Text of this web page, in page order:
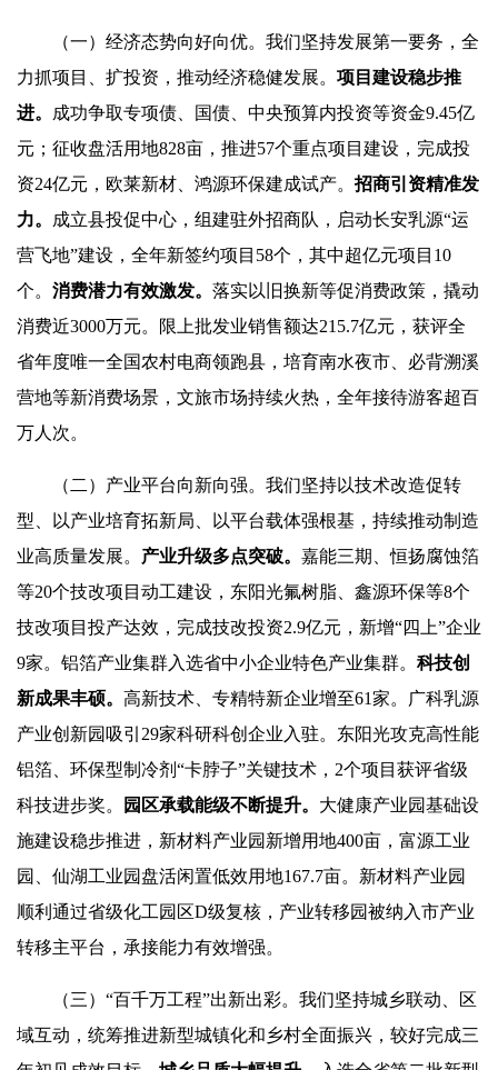
（一）经济态势向好向优。我们坚持发展第一要务，全
力抓项目、扩投资，推动经济稳健发展。 项目建设稳步推
进。
成功争取专项债、国债、中央预算内投资等资金9.45亿
元；征收盘活用地828亩，推进57个重点项目建设，完成投
资24亿元，欧莱新材、鸿源环保建成试产。 招商引资精准发
力。
成立县投促中心，组建驻外招商队，启动长安乳源“运
营飞地”建设，全年新签约项目58个，其中超亿元项目10
个。 消费潜力有效激发。 落实以旧换新等促消费政策，撬动
消费近3000万元。限上批发业销售额达215.7亿元，获评全
省年度唯一全国农村电商领跑县，培育南水夜市、必背溯溪
营地等新消费场景，文旅市场持续火热，全年接待游客超百
万人次。
（二）产业平台向新向强。我们坚持以技术改造促转
型、以产业培育拓新局、以平台载体强根基，持续推动制造
业高质量发展。 产业升级多点突破。 嘉能三期、恒扬腐蚀箔
等20个技改项目动工建设，东阳光氟树脂、鑫源环保等8个
技改项目投产达效，完成技改投资2.9亿元，新增“四上”企业
9家。铝箔产业集群入选省中小企业特色产业集群。 科技创
新成果丰硕。 高新技术、专精特新企业增至61家。广科乳源
产业创新园吸引29家科研科创企业入驻。东阳光攻克高性能
铝箔、环保型制冷剂“卡脖子”关键技术，2个项目获评省级
科技进步奖。
园区承载能级不断提升。 大健康产业园基础设
施建设稳步推进，新材料产业园新增用地400亩，富源工业
园、仙湖工业园盘活闲置低效用地167.7亩。新材料产业园
顺利通过省级化工园区D级复核，产业转移园被纳入市产业
转移主平台，承接能力有效增强。
（三）“百千万工程”出新出彩。我们坚持城乡联动、区
域互动，统筹推进新型城镇化和乡村全面振兴，较好完成三